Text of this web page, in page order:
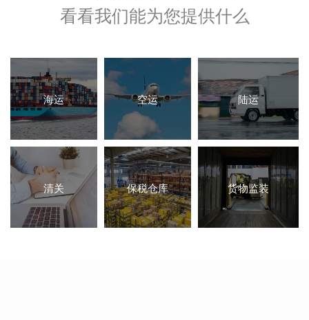
看看我们能为您提供什么
海运 空运 陆运
清关 保税仓库 货物监装